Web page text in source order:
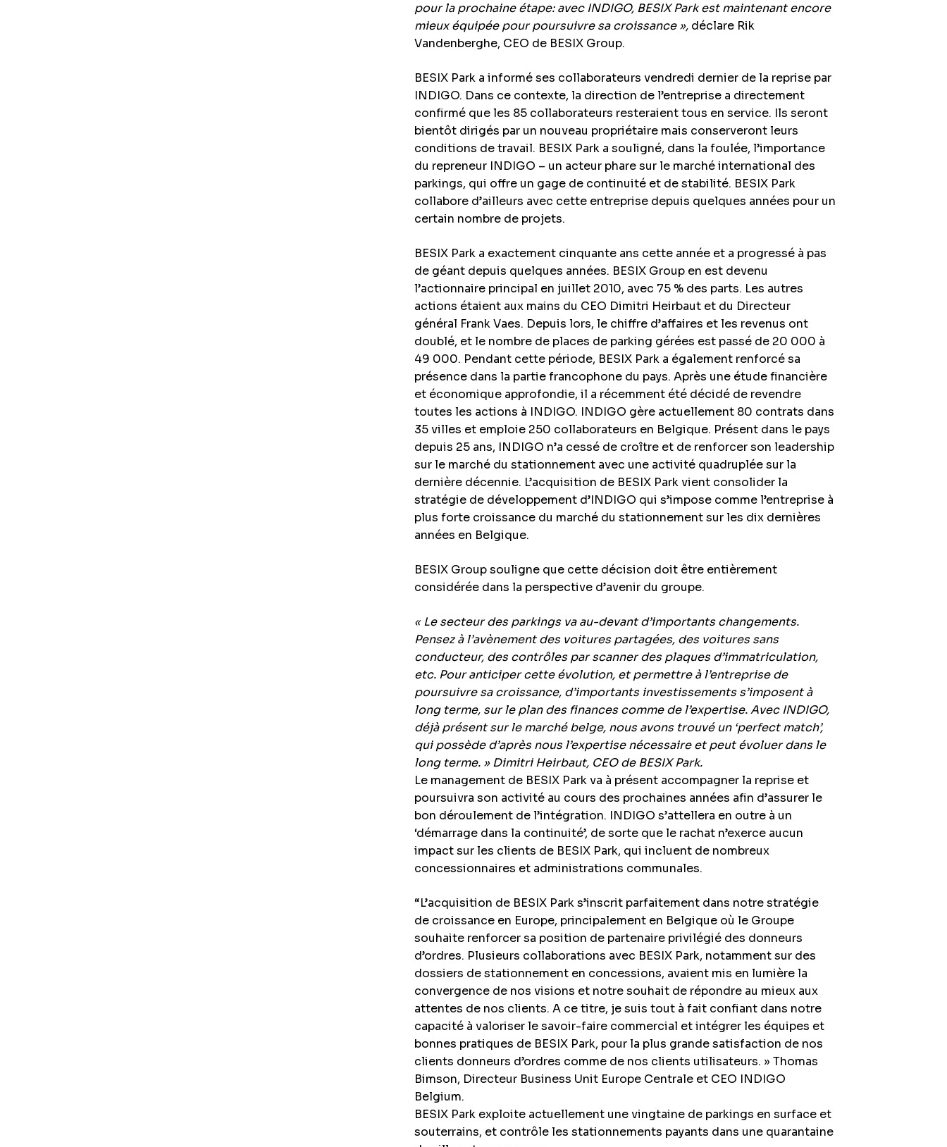
pour la prochaine étape: avec INDIGO, BESIX Park est maintenant encore
mieux équipée pour poursuivre sa croissance », déclare Rik
Vandenberghe, CEO de BESIX Group.
BESIX Park a informé ses collaborateurs vendredi dernier de la reprise par
INDIGO. Dans ce contexte, la direction de l’entreprise a directement
confirmé que les 85 collaborateurs resteraient tous en service. Ils seront
bientôt dirigés par un nouveau propriétaire mais conserveront leurs
conditions de travail. BESIX Park a souligné, dans la foulée, l’importance
du repreneur INDIGO – un acteur phare sur le marché international des
parkings, qui offre un gage de continuité et de stabilité. BESIX Park
collabore d’ailleurs avec cette entreprise depuis quelques années pour un
certain nombre de projets.
BESIX Park a exactement cinquante ans cette année et a progressé à pas
de géant depuis quelques années. BESIX Group en est devenu
l’actionnaire principal en juillet 2010, avec 75 % des parts. Les autres
actions étaient aux mains du CEO Dimitri Heirbaut et du Directeur
général Frank Vaes. Depuis lors, le chiffre d’affaires et les revenus ont
doublé, et le nombre de places de parking gérées est passé de 20 000 à
49 000. Pendant cette période, BESIX Park a également renforcé sa
présence dans la partie francophone du pays. Après une étude financière
et économique approfondie, il a récemment été décidé de revendre
toutes les actions à INDIGO. INDIGO gère actuellement 80 contrats dans
35 villes et emploie 250 collaborateurs en Belgique. Présent dans le pays
depuis 25 ans, INDIGO n’a cessé de croître et de renforcer son leadership
sur le marché du stationnement avec une activité quadruplée sur la
dernière décennie. L’acquisition de BESIX Park vient consolider la
stratégie de développement d’INDIGO qui s’impose comme l’entreprise à
plus forte croissance du marché du stationnement sur les dix dernières
années en Belgique.
BESIX Group souligne que cette décision doit être entièrement
considérée dans la perspective d’avenir du groupe.
« Le secteur des parkings va au-devant d’importants changements.
Pensez à l’avènement des voitures partagées, des voitures sans
conducteur, des contrôles par scanner des plaques d’immatriculation,
etc. Pour anticiper cette évolution, et permettre à l’entreprise de
poursuivre sa croissance, d’importants investissements s’imposent à
long terme, sur le plan des finances comme de l’expertise. Avec INDIGO,
déjà présent sur le marché belge, nous avons trouvé un ‘perfect match’,
qui possède d’après nous l’expertise nécessaire et peut évoluer dans le
long terme. » Dimitri Heirbaut, CEO de BESIX Park.
Le management de BESIX Park va à présent accompagner la reprise et
poursuivra son activité au cours des prochaines années afin d’assurer le
bon déroulement de l’intégration. INDIGO s’attellera en outre à un
‘démarrage dans la continuité’, de sorte que le rachat n’exerce aucun
impact sur les clients de BESIX Park, qui incluent de nombreux
concessionnaires et administrations communales.
“L’acquisition de BESIX Park s’inscrit parfaitement dans notre stratégie
de croissance en Europe, principalement en Belgique où le Groupe
souhaite renforcer sa position de partenaire privilégié des donneurs
d’ordres. Plusieurs collaborations avec BESIX Park, notamment sur des
dossiers de stationnement en concessions, avaient mis en lumière la
convergence de nos visions et notre souhait de répondre au mieux aux
attentes de nos clients. A ce titre, je suis tout à fait confiant dans notre
capacité à valoriser le savoir-faire commercial et intégrer les équipes et
bonnes pratiques de BESIX Park, pour la plus grande satisfaction de nos
clients donneurs d’ordres comme de nos clients utilisateurs. » Thomas
Bimson, Directeur Business Unit Europe Centrale et CEO INDIGO
Belgium.
BESIX Park exploite actuellement une vingtaine de parkings en surface et
souterrains, et contrôle les stationnements payants dans une quarantaine